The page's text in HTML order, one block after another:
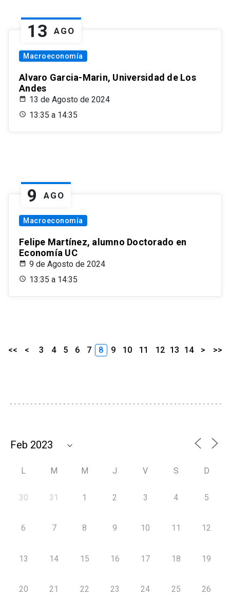
13 AGO
Macroeconomía
Alvaro Garcia-Marin, Universidad de Los
Andes
13 de Agosto de 2024
13:35 a 14:35
9 AGO
Macroeconomía
Felipe Martínez, alumno Doctorado en
Economía UC
9 de Agosto de 2024
13:35 a 14:35
<< < 3 4 5 6 7 8 9 10 11 12 13 14 > >>
L M M J V S D
30 31 1 2 3 4 5
6 7 8 9 10 11 12
13 14 15 16 17 18 19
20 21 22 23 24 25 26